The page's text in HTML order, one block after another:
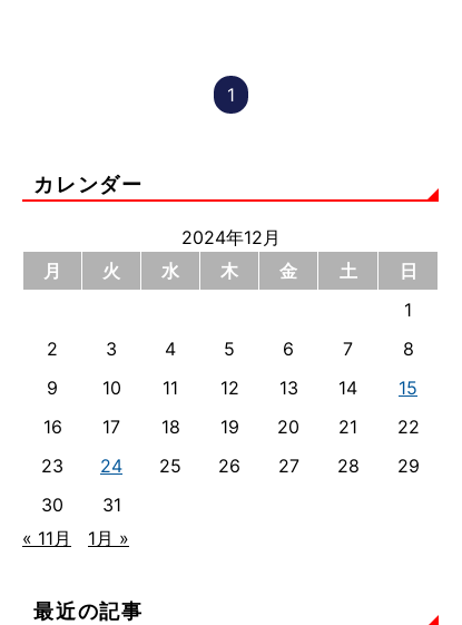
1
カレンダー
2024年12月
月
火 水 木 金 土
日
1
2
3 4 5 6 7
8
9
10 11 12 13 14
15
16
17 18 19 20 21
22
23
24 25 26 27 28
29
30
31
« 11月
1月 »
最近の記事